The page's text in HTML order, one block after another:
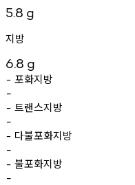
5.8 g
지방
6.8 g
- 포화지방
-
- 트랜스지방
-
- 다불포화지방
-
- 불포화지방
-